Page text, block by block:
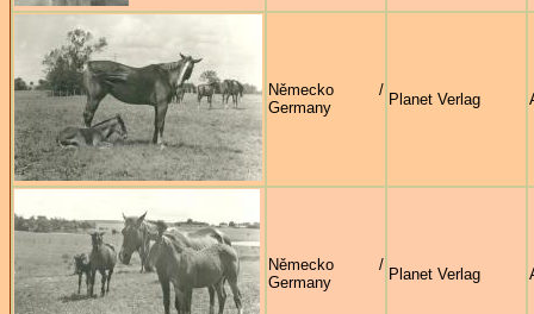
Německo /
Germany
Planet Verlag
Německo /
Germany
Planet Verlag